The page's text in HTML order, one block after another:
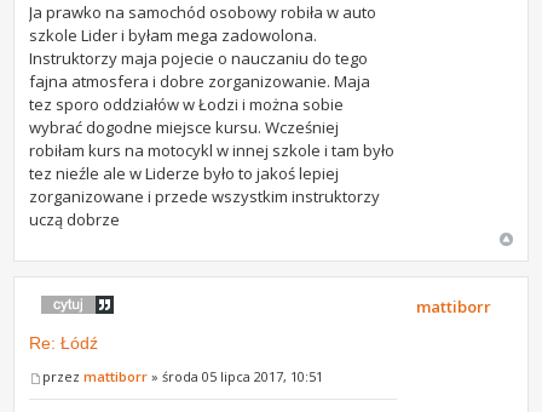
Ja prawko na samochód osobowy robiła w auto
szkole Lider i byłam mega zadowolona.
Instruktorzy maja pojecie o nauczaniu do tego
fajna atmosfera i dobre zorganizowanie. Maja
tez sporo oddziałów w Łodzi i można sobie
wybrać dogodne miejsce kursu. Wcześniej
robiłam kurs na motocykl w innej szkole i tam było
tez nieźle ale w Liderze było to jakoś lepiej
zorganizowane i przede wszystkim instruktorzy
uczą dobrze
Re: Łódź
przezmattiborr » środa 05 lipca 2017, 10:51
mattiborr